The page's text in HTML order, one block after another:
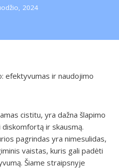
2024
efektyvumas ir naudojimo
cistitu, yra dažna šlapimo
ir skausmą.
pagrindas yra nimesulidas,
vaistas, kuris gali padėti
Šiame straipsnyje